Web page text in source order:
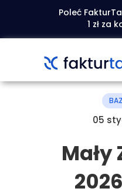
Poleć
1 zł za
05
Mały